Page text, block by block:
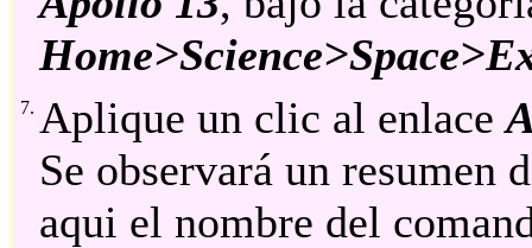
7. Aplique un clic al enlace
Se observará un resumen
aqui el nombre del